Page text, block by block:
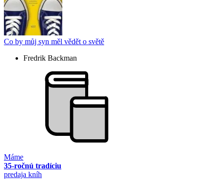
Co by můj syn měl vědět o světě
Fredrik Backman
Máme
35-ročnú tradíciu
predaja kníh